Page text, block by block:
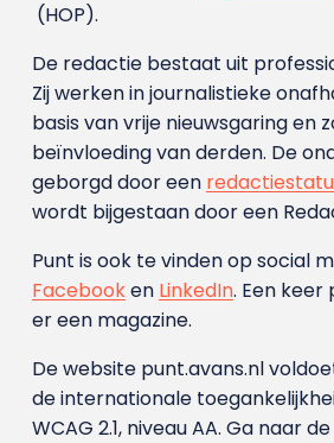
(HOP).
De redactie bestaat uit
Zij werken in journalistieke
basis van vrije nieuwsgaring en
beïnvloeding van derden. De
geborgd door een
wordt bijgestaan door een
Punt is ook te vinden op social
Facebooken LinkedIn. Een keer
er een magazine.
De website punt.avans.nl
de internationale
WCAG 2.1, niveau AA. Ga naar de